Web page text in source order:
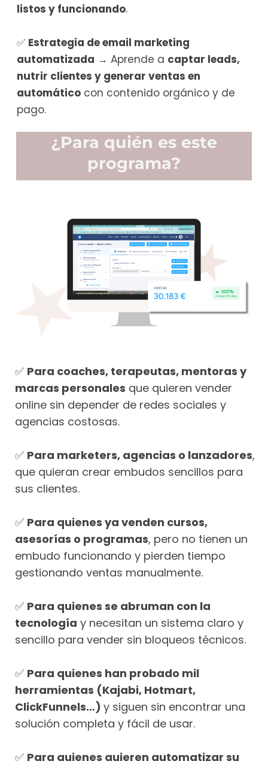
listos y funcionando.
✅ Estrategia de email marketing
automatizada → Aprende a captar leads,
nutrir clientes y generar ventas en
automático con contenido orgánico y de
pago.
¿Para quién es este
programa?
✅ Para coaches, terapeutas, mentoras y
marcas personales que quieren vender
online sin depender de redes sociales y
agencias costosas.
✅ Para marketers, agencias o lanzadores,
que quieran crear embudos sencillos para
sus clientes.
✅ Para quienes ya venden cursos,
asesorías o programas, pero no tienen un
embudo funcionando y pierden tiempo
gestionando ventas manualmente.
✅ Para quienes se abruman con la
tecnología y necesitan un sistema claro y
sencillo para vender sin bloqueos técnicos.
✅ Para quienes han probado mil
herramientas (Kajabi, Hotmart,
ClickFunnels…) y siguen sin encontrar una
solución completa y fácil de usar.
✅ Para quienes quieren automatizar su